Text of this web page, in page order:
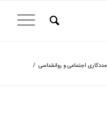
مددکاری اجتماعی و روانشناسی /